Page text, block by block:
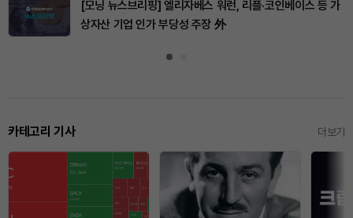
[모닝 뉴스브리핑] 엘리자베스 워런, 리플·코인베이스 등 가
상자산 기업 인가 부당성 주장 外
카테고리 기사 더보기